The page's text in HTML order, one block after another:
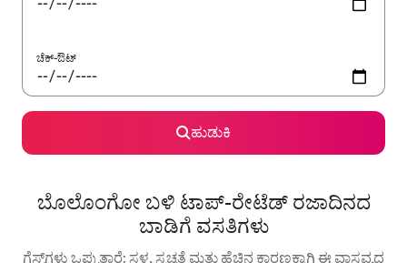
ಚೆಕ್-ಔಟ್
ಹುಡುಕಿ
ಬೊಲೊಂಗೋ ಬಳಿ ಟಾಪ್-ರೇಟೆಡ್ ರಜಾದಿನದ
ಬಾಡಿಗೆ ವಸತಿಗಳು
ಗೆಸ್ಟ್‌ಗಳು ಒಪ್ಪುತ್ತಾರೆ: ಸ್ಥಳ, ಸ್ವಚ್ಛತೆ ಮತ್ತು ಹೆಚ್ಚಿನ ಕಾರಣಕ್ಕಾಗಿ ಈ ವಾಸ್ತವ್ಯದ